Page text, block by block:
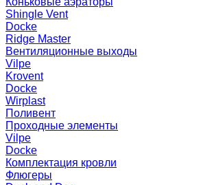
Shingle Vent
Docke
Ridge Master
Вентиляционные выходы
Vilpe
Krovent
Docke
Wirplast
Поливент
Проходные элементы
Vilpe
Docke
Комплектация кровли
Флюгеры